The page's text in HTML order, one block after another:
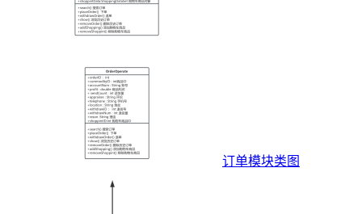
订单模块类图